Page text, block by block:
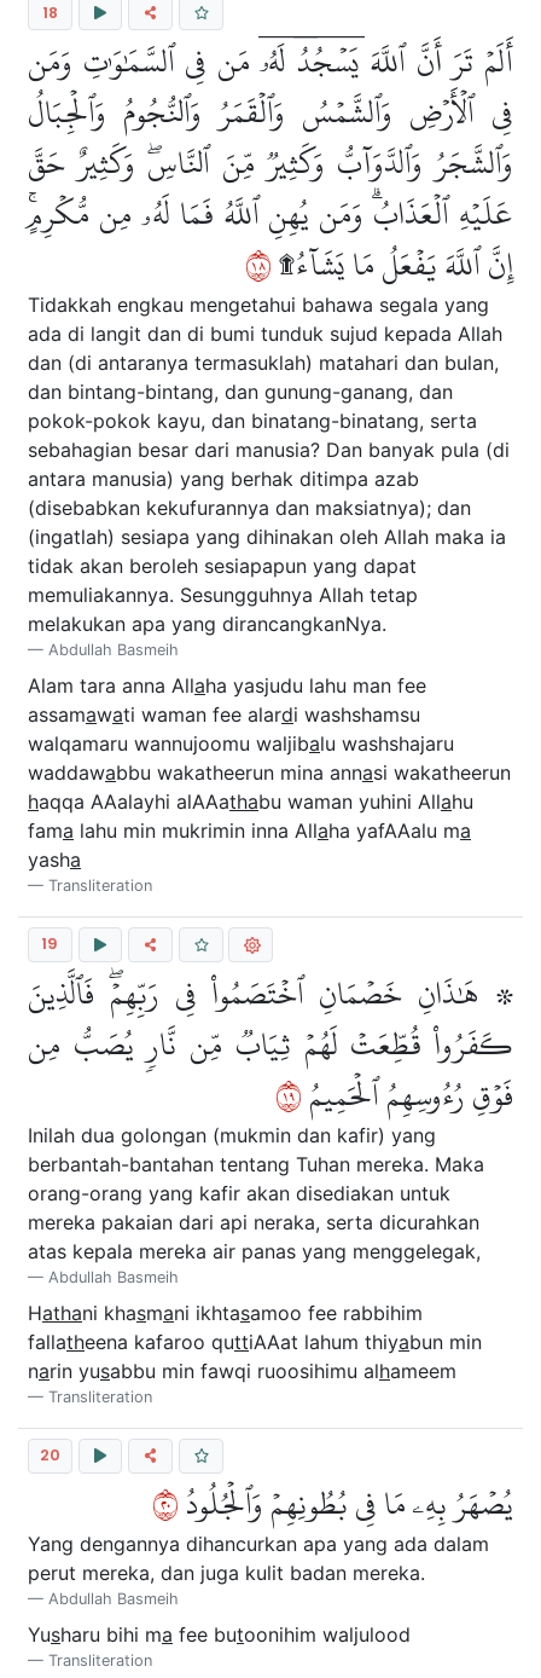
18
أَلَمۡ تَرَ أَنَّ ٱللَّهَ يَسۡجُدُۤ لَهُۥۤ مَن فِي ٱلسَّمَٰوَٰتِ وَمَن
فِي ٱلۡأَرۡضِ وَٱلشَّمۡسُ وَٱلۡقَمَرُ وَٱلنُّجُومُ وَٱلۡجِبَالُ
وَٱلشَّجَرُ وَٱلدَّوَآبُّ وَكَثِيرٞ مِّنَ ٱلنَّاسِۖ وَكَثِيرٌ حَقَّ
عَلَيۡهِ ٱلۡعَذَابُۗ وَمَن يُهِنِ ٱللَّهُ فَمَا لَهُۥ مِن مُّكۡرِمٍۚ
إِنَّ ٱللَّهَ يَفۡعَلُ مَا يَشَآءُ۩٨١
Tidakkah engkau mengetahui bahawa segala yang
ada di langit dan di bumi tunduk sujud kepada Allah
dan (di antaranya termasuklah) matahari dan bulan,
dan bintang-bintang, dan gunung-ganang, dan
pokok-pokok kayu, dan binatang-binatang, serta
sebahagian besar dari manusia? Dan banyak pula (di
antara manusia) yang berhak ditimpa azab
(disebabkan kekufurannya dan maksiatnya); dan
(ingatlah) sesiapa yang dihinakan oleh Allah maka ia
tidak akan beroleh sesiapapun yang dapat
memuliakannya. Sesungguhnya Allah tetap
melakukan apa yang dirancangkanNya.
Abdullah Basmeih
Alam tara anna Allaha yasjudu lahu man fee
assamawati waman fee alardi washshamsu
walqamaru wannujoomu waljibalu washshajaru
waddawabbu wakatheerun mina annasi wakatheerun
haqqa AAalayhi alAAathabu waman yuhini Allahu
fama lahu min mukrimin inna Allaha yafAAalu ma
yasha
Transliteration
19
۞ هَٰذَانِ خَصۡمَانِ ٱخۡتَصَمُواْ فِي رَبِّهِمۡۖ فَٱلَّذِينَ
كَفَرُواْ قُطِّعَتۡ لَهُمۡ ثِيَابٞ مِّن نَّارٖ يُصَبُّ مِن
فَوۡقِ رُءُوسِهِمُ ٱلۡحَمِيمُ٩١
Inilah dua golongan (mukmin dan kafir) yang
berbantah-bantahan tentang Tuhan mereka. Maka
orang-orang yang kafir akan disediakan untuk
mereka pakaian dari api neraka, serta dicurahkan
atas kepala mereka air panas yang menggelegak,
Abdullah Basmeih
Hathani khasmani ikhtasamoo fee rabbihim
fallatheena kafaroo quttiAAat lahum thiyabun min
narin yusabbu min fawqi ruoosihimu alhameem
Transliteration
20
يُصۡهَرُ بِهِۦ مَا فِي بُطُونِهِمۡ وَٱلۡجُلُودُ٠٢
Yang dengannya dihancurkan apa yang ada dalam
perut mereka, dan juga kulit badan mereka.
Abdullah Basmeih
Yusharu bihi ma fee butoonihim waljulood
Transliteration